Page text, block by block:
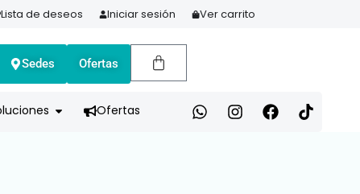
HOY Y PAGA EN 3 CUOTAS CON ADDI
Lista de deseos Iniciar sesión Ver carrito
Sedes Ofertas
Ofertas